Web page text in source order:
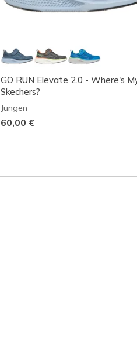
GO RUN Elevate 2.0 - Where's
Skechers?
Jungen
60,00 €